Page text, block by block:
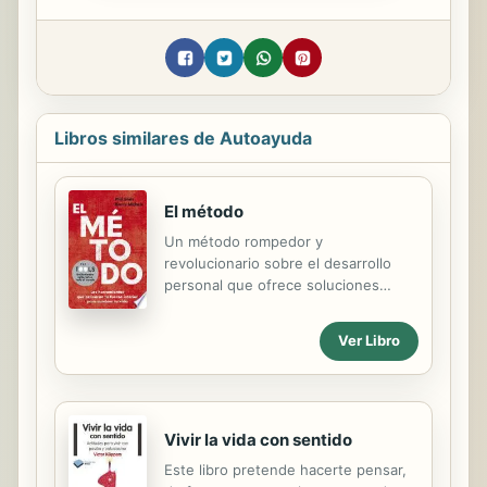
Libros similares de Autoayuda
El método
Un método rompedor y
revolucionario sobre el desarrollo
personal que ofrece soluciones
que nos bloquean Miedos, angustia,
celos... Tus problemas no son
insuperables. Basta con disponer de
través de cinco herramientas
Phil Stutz y Barry Michels han creado
Ver Libro
Vivir la vida con sentido
Este libro pretende hacerte pensar,